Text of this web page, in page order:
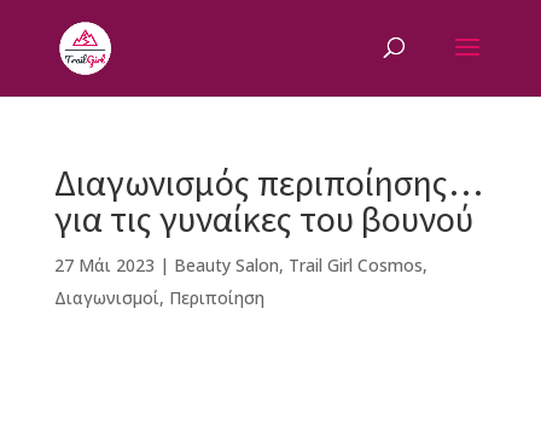
Διαγωνισμός περιποίησης…
για τις γυναίκες του βουνού
27 Μάι 2023 | Beauty Salon, Trail Girl Cosmos,
Διαγωνισμοί, Περιποίηση